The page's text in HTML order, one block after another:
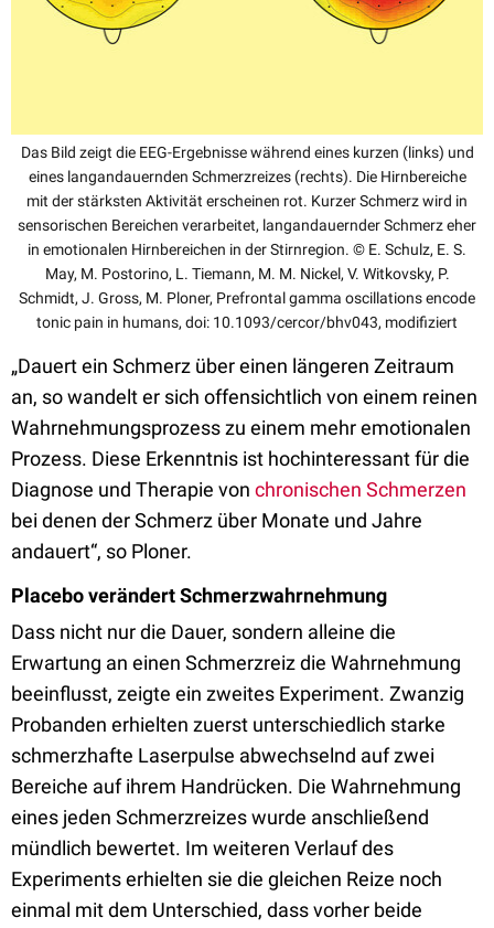
Das Bild zeigt die EEG-Ergebnisse während eines kurzen (links) und
eines langandauernden Schmerzreizes (rechts). Die Hirnbereiche
mit der stärksten Aktivität erscheinen rot. Kurzer Schmerz wird in
sensorischen Bereichen verarbeitet, langandauernder Schmerz eher
in emotionalen Hirnbereichen in der Stirnregion. © E. Schulz, E. S.
May, M. Postorino, L. Tiemann, M. M. Nickel, V. Witkovsky, P.
Schmidt, J. Gross, M. Ploner, Prefrontal gamma oscillations encode
tonic pain in humans, doi: 10.1093/cercor/bhv043, modifiziert
„Dauert ein Schmerz über einen längeren Zeitraum
an, so wandelt er sich offensichtlich von einem reinen
Wahrnehmungsprozess zu einem mehr emotionalen
Prozess. Diese Erkenntnis ist hochinteressant für die
Diagnose und Therapie von chronischen Schmerzen
bei denen der Schmerz über Monate und Jahre
andauert“, so Ploner.
Placebo verändert Schmerzwahrnehmung
Dass nicht nur die Dauer, sondern alleine die
Erwartung an einen Schmerzreiz die Wahrnehmung
beeinflusst, zeigte ein zweites Experiment. Zwanzig
Probanden erhielten zuerst unterschiedlich starke
schmerzhafte Laserpulse abwechselnd auf zwei
Bereiche auf ihrem Handrücken. Die Wahrnehmung
eines jeden Schmerzreizes wurde anschließend
mündlich bewertet. Im weiteren Verlauf des
Experiments erhielten sie die gleichen Reize noch
einmal mit dem Unterschied, dass vorher beide